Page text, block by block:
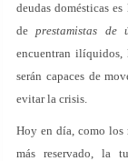
deudas domésticas
deprestamistas de
encuentran ilíquidos,
serán capaces de
evitar la crisis.
Hoy en día, como los
más reservado, la